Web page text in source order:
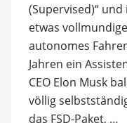
(Supervised)“
etwas
autonomes
Jahren ein
CEO Elon Musk
völlig
das FSD-Paket, …